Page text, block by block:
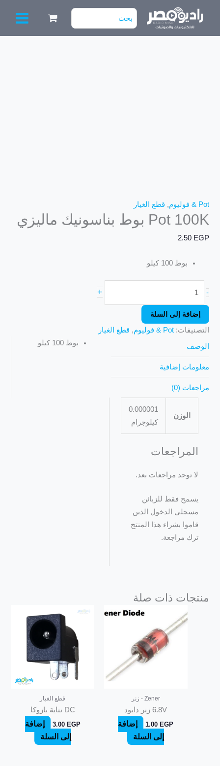
البحث
عن:
Pot & فوليوم , قطع الغيار
Pot 100K بوط بناسونيك ماليزي
2.50 EGP
بوط 100 كيلو
-
+
إضافة إلى السلة
التصنيفات:Pot & فوليوم , قطع الغيار
الوصف
معلومات إضافية
مراجعات (0)
بوط 100 كيلو
الوزن
0.000001
كيلوجرام
المراجعات
لا توجد مراجعات بعد.
يسمح فقط للزبائن
مسجلي الدخول الذين
قاموا بشراء هذا المنتج
ترك مراجعة.
منتجات ذات صلة
Zener - زنر
6.8V زنر دايود
1.00 EGP
إضافة
إلى السلة
قطع الغيار
DC نتاية بازوكا
3.00 EGP
إضافة
إلى السلة